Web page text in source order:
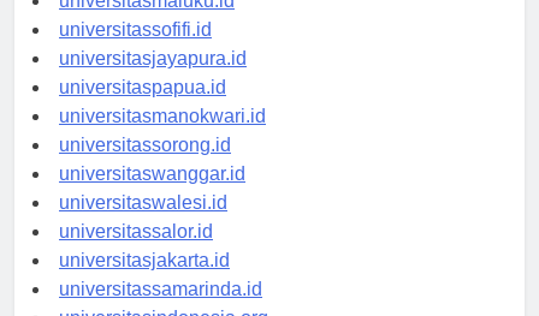
universitasmaluku.id
universitassofifi.id
universitasjayapura.id
universitaspapua.id
universitasmanokwari.id
universitassorong.id
universitaswanggar.id
universitaswalesi.id
universitassalor.id
universitasjakarta.id
universitassamarinda.id